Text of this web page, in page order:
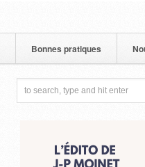
Bonnes pratiques